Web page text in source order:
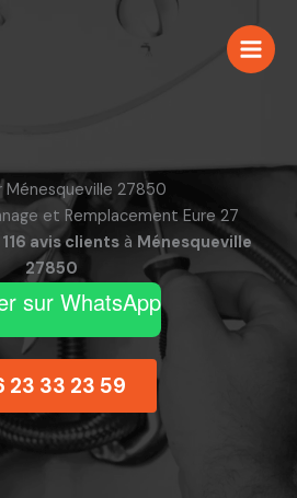
Ménesqueville 27850
et Remplacement Eure 27
116 avis clientsà Ménesqueville
27850
sur WhatsApp
23 33 23 59